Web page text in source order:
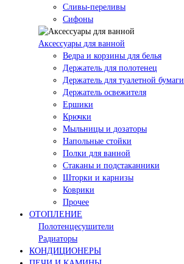
Сливы-переливы
Сифоны
Аксессуары для ванной
Ведра и корзины для белья
Держатель для полотенец
Держатель для туалетной бумаги
Держатель освежителя
Ершики
Крючки
Мыльницы и дозаторы
Напольные стойки
Полки для ванной
Стаканы и подстаканники
Шторки и карнизы
Коврики
Прочее
ОТОПЛЕНИЕ
Полотенцесушители
Радиаторы
КОНДИЦИОНЕРЫ